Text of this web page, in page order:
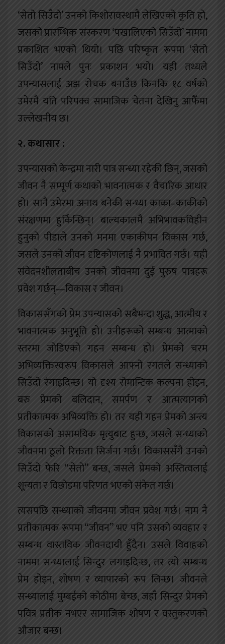
‘सेतो सिउँदो’ उनको किशोरावस्थामै लेखिएको कृति हो,
जसको प्रारम्भिक संस्करण ‘पखालिएको सिउँदो’ नाममा
प्रकाशित भएको थियो। पछि परिष्कृत रूपमा ‘सेतो
सिउँदो’ नामले पुनः प्रकाशन भयो। यही तथ्यले
उपन्यासलाई अझ रोचक बनाउँछ किनकि १८ वर्षको
उमेरमै यति परिपक्व सामाजिक चेतना देखिनु आफैँमा
उल्लेखनीय छ।
२. कथासार :
उपन्यासको केन्द्रमा नारी पात्र सन्ध्या रहेकी छिन्, जसको
जीवन नै सम्पूर्ण कथाको भावनात्मक र वैचारिक आधार
हो। सानै उमेरमा अनाथ बनेकी सन्ध्या काका–काकीको
संरक्षणमा हुर्किन्छिन्। बाल्यकालमै अभिभावकविहीन
हुनुको पीडाले उनको मनमा एकाकीपन विकास गर्छ,
जसले उनको जीवन दृष्टिकोणलाई नै प्रभावित गर्छ। यही
संवेदनशीलताबीच उनको जीवनमा दुई पुरुष पात्रहरू
प्रवेश गर्छन्—विकास र जीवन।
विकाससँगको प्रेम उपन्यासको सबैभन्दा शुद्ध, आत्मीय र
भावनात्मक अनुभूति हो। उनीहरूको सम्बन्ध आत्माको
स्तरमा जोडिएको गहन सम्बन्ध हो। प्रेमको चरम
अभिव्यक्तिस्वरूप विकासले आफ्नो रगतले सन्ध्याको
सिउँदो रंगाइदिन्छ। यो दृश्य रोमान्टिक कल्पना होइन,
बरु प्रेमको बलिदान, समर्पण र आत्मत्यागको
प्रतीकात्मक अभिव्यक्ति हो। तर यही गहन प्रेमको अन्त्य
विकासको असामयिक मृत्युबाट हुन्छ, जसले सन्ध्याको
जीवनमा ठूलो रिक्तता सिर्जना गर्छ। विकाससँगै उनको
सिउँदो फेरि “सेतो” बन्छ, जसले प्रेमको अस्तित्वलाई
शून्यता र विछोडमा परिणत भएको संकेत गर्छ।
त्यसपछि सन्ध्याको जीवनमा जीवन प्रवेश गर्छ। नाम नै
प्रतीकात्मक रूपमा “जीवन” भए पनि उसको व्यवहार र
सम्बन्ध वास्तविक जीवनदायी हुँदैन। उसले विवाहको
नाममा सन्ध्यालाई सिन्दुर लगाइदिन्छ, तर त्यो सम्बन्ध
प्रेम होइन, शोषण र व्यापारको रूप लिन्छ। जीवनले
सन्ध्यालाई मुम्बईको कोठीमा बेच्छ, जहाँ सिन्दुर प्रेमको
पवित्र प्रतीक नभएर सामाजिक शोषण र वस्तुकरणको
औजार बन्छ।